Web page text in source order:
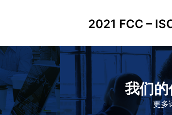
2021 FCC –
和患者可
我们
更多
我们的价值观是爱施健存
此为指引，为实现集